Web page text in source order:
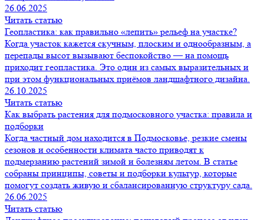
26.06.2025
Читать статью
Геопластика: как правильно «лепить» рельеф на участке?
Когда участок кажется скучным, плоским и однообразным, а
перепады высот вызывают беспокойство — на помощь
приходит геопластика. Это один из самых выразительных и
при этом функциональных приёмов ландшафтного дизайна.
26.10.2025
Читать статью
Как выбрать растения для подмосковного участка: правила и
подборки
Когда частный дом находится в Подмосковье, резкие смены
сезонов и особенности климата часто приводят к
подмерзанию растений зимой и болезням летом. В статье
собраны принципы, советы и подборки культур, которые
помогут создать живую и сбалансированную структуру сада.
26.06.2025
Читать статью